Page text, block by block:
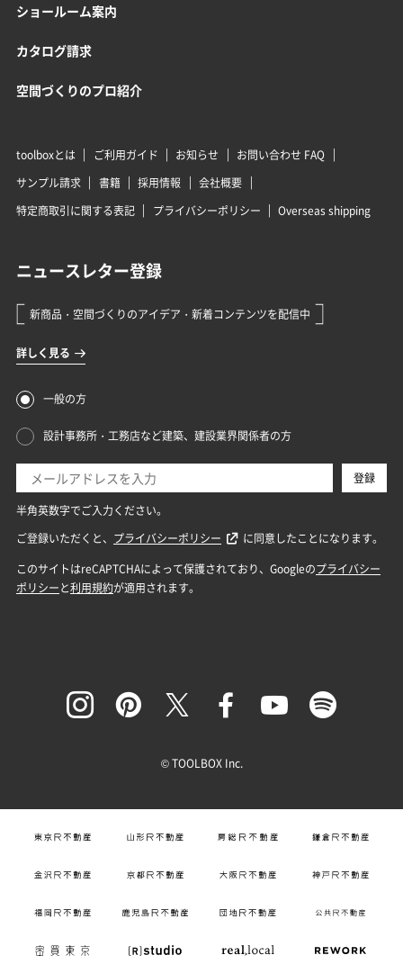
ショールーム案内
カタログ請求
空間づくりのプロ紹介
toolboxとは ご利用ガイド お知らせ
お問い合わせ FAQ
サンプル請求
書籍 採用情報
会社概要
特定商取引に関する表記
プライバシーポリシー Overseas shipping
© TOOLBOX Inc.